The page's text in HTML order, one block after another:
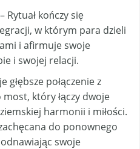
– Rytuał kończy się
w którym para dzieli
i afirmuje swoje
i swojej relacji.
połączenie z
który łączy dwoje
harmonii i miłości.
do ponownego
swoje